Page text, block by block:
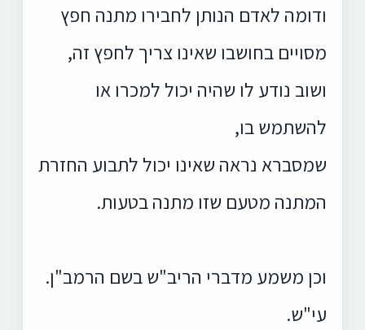
ודומה לאדם הנותן לחבירו מתנה חפץ
מסויים בחושבו שאינו צריך לחפץ זה,
ושוב נודע לו שהיה יכול למכרו או
להשתמש בו,
שמסברא נראה שאינו יכול לתבוע החזרת
המתנה מטעם שזו מתנה בטעות.
וכן משמע מדברי הריב"ש בשם הרמב"ן.
עי"ש.